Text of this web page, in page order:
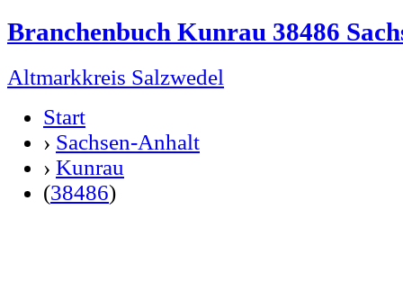
Branchenbuch Kunrau 38486
Altmarkkreis Salzwedel
Start
› Sachsen-Anhalt
› Kunrau
(38486)